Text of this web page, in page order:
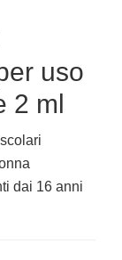
uso
2 ml
dai 16 anni